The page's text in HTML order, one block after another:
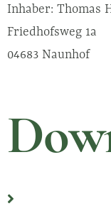
Inhaber: Thomas
Friedhofsweg 1a
04683 Naunhof